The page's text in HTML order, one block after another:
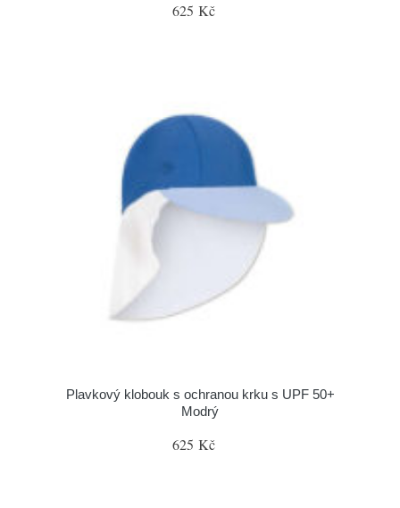
625 Kč
Plavkový klobouk s ochranou krku s UPF 50+
Modrý
625 Kč